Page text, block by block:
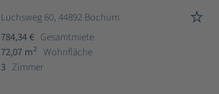
Luchsweg 60, 44892 Bochum
784,34 € Gesamtmiete
72,07 m2
Wohnfläche
3 Zimmer